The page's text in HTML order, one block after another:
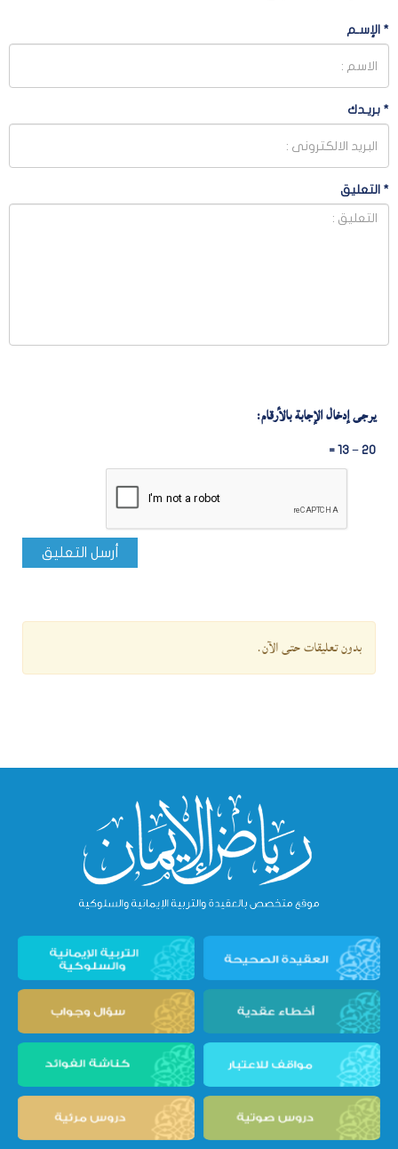
* الإسـم
* بريـدك
* التعليق
يرجى إدخال الإجابة بالأرقام:
20 − 13 =
أرسل التعليق
بدون تعليقات حتى الآن.